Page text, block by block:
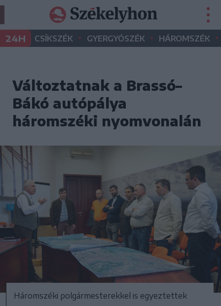
24H CSÍKSZÉK • GYERGYÓSZÉK • HÁROMSZÉK •
Változtatnak a Brassó–
Bákó autópálya
háromszéki nyomvonalán
Háromszéki polgármesterekkel is egyeztettek